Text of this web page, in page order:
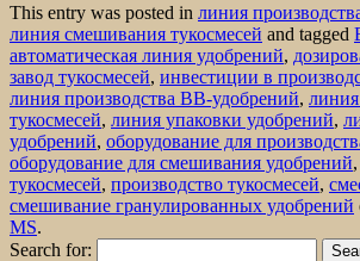
This entry was posted in линия
линия смешивания тукосмесей and tagged
автоматическая линия удобрений,
завод тукосмесей, инвестиции в
линия производства BB-удобрений,
тукосмесей, линия упаковки удобрений,
удобрений, оборудование для
оборудование для смешивания удобрений,
тукосмесей, производство тукосмесей,
смешивание гранулированных удобрений
MS.
Search for: